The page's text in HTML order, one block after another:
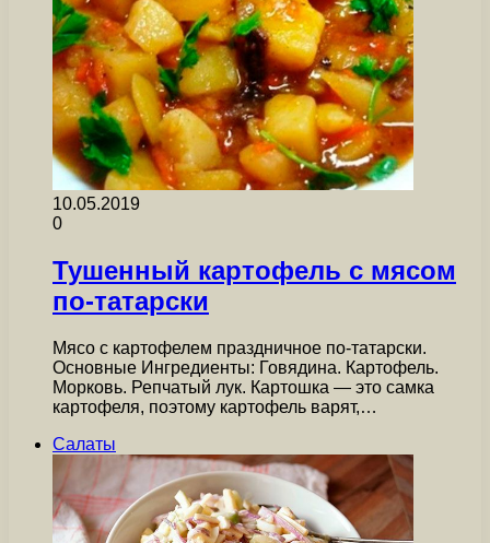
10.05.2019
0
Тушенный картофель с мясом
по-татарски
Мясо с картофелем праздничное по-татарски.
Основные Ингредиенты: Говядина. Картофель.
Морковь. Репчатый лук. Картошка — это самка
картофеля, поэтому картофель варят,…
Салаты